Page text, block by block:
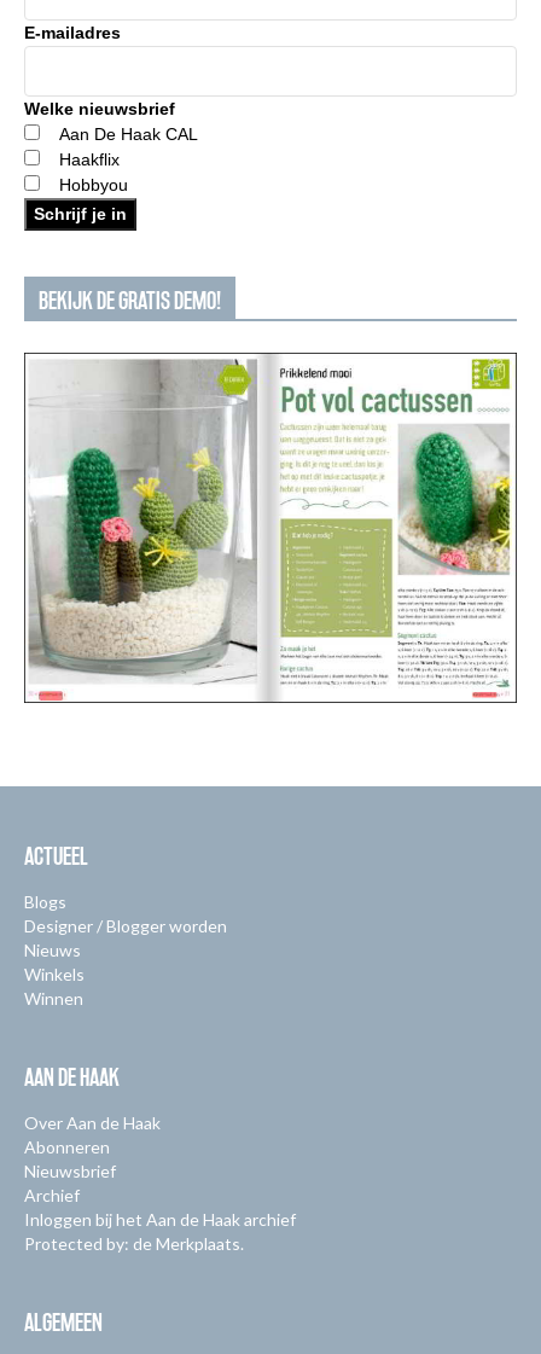
E-mailadres
Welke nieuwsbrief
Aan De Haak CAL
Haakflix
Hobbyou
Schrijf je in
BEKIJK DE GRATIS DEMO!
ACTUEEL
Blogs
Designer / Blogger worden
Nieuws
Winkels
Winnen
AAN DE HAAK
Over Aan de Haak
Abonneren
Nieuwsbrief
Archief
Inloggen bij het Aan de Haak archief
Protected by: de Merkplaats.
ALGEMEEN